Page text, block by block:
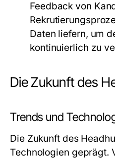
Feedback von
Daten liefern, um
kontinuierlich zu
Die Zukunft des
Trends und
Die Zukunft des
Technologien geprägt.